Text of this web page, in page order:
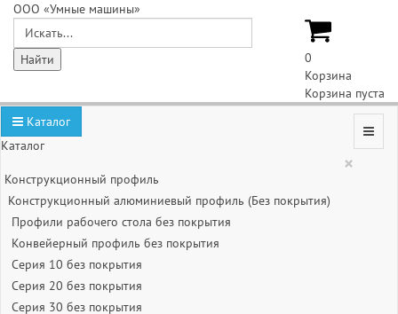
ООО «Умные машины»
0
Корзина
Корзина пуста
Каталог
Каталог
×
Конструкционный профиль
Конструкционный алюминиевый профиль (Без покрытия)
Профили рабочего стола без покрытия
Конвейерный профиль без покрытия
Серия 10 без покрытия
Серия 20 без покрытия
Серия 30 без покрытия